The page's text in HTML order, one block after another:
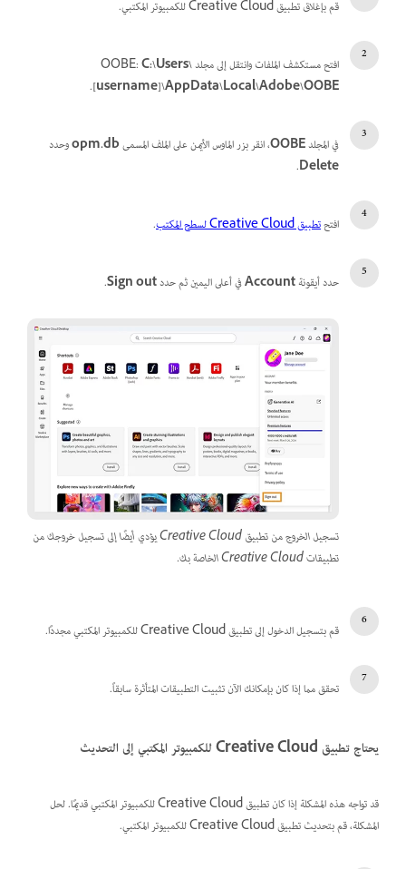
قم بإغلاق تطبيق Creative Cloud للكمبيوتر المكتبي.
افتح مستكشف الملفات وانتقل إلى مجلد OOBE:C:\Users\
[username]\AppData\Local\Adobe\OOBE
.
في المجلدOOBE، انقر بزر الماوس الأيمن على الملف المسمىopm.dbوحدد
Delete
.
افتحتطبيق Creative Cloud لسطح المكتب .
حدد أيقونةAccountفي أعلى اليمين ثم حدد Signout
.
تسجيل الخروج من تطبيق Creative Cloud يؤدي أيضًا إلى تسجيل خروجك من
تطبيقات Creative Cloud الخاصة بك.
قم بتسجيل الدخول إلى تطبيق Creative Cloud للكمبيوتر المكتبي مجددًا.
تحقق مما إذا كان بإمكانك الآن تثبيت التطبيقات المتأثرة سابقاً.
يحتاج تطبيق Creative Cloud للكمبيوتر المكتبي إلى التحديث
قد تواجه هذه المشكلة إذا كان تطبيق Creative Cloud للكمبيوتر المكتبي قديمًا. لحل
المشكلة، قم بتحديث تطبيق Creative Cloud للكمبيوتر المكتبي.